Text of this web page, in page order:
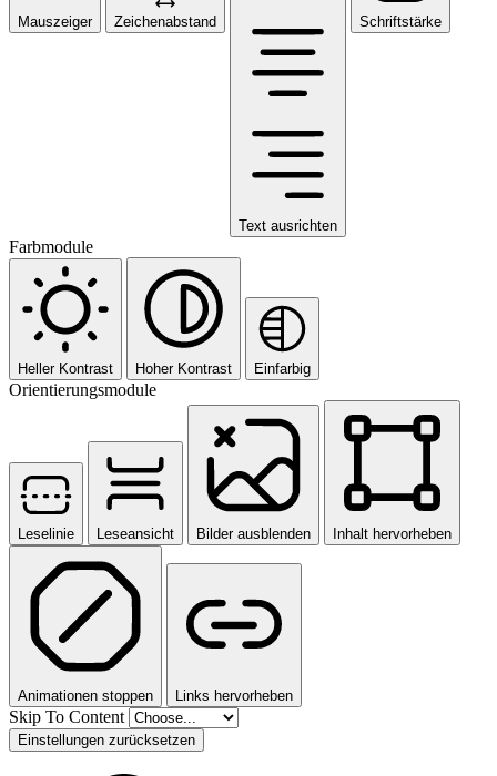
Mauszeiger Zeichenabstand
Text ausrichten
Schriftstärke
Farbmodule
Heller Kontrast Hoher Kontrast Einfarbig
Orientierungsmodule
Leselinie Leseansicht Bilder ausblenden Inhalt hervorheben
Animationen stoppen Links hervorheben
Skip To Content
Einstellungen zurücksetzen